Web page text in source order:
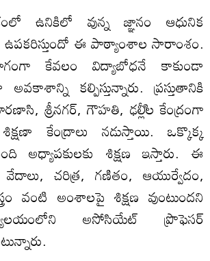
ఉనికిలో వున్న జ్ఞానం ఆధునిక
ఈ పాఠ్యాంశాల సారాంశం.
కేవలం విద్యాబోధనే కాకుండా
కల్పిస్తున్నారు. ప్రస్తుతానికి
శ్రీనగర్‌, గౌహతి, ఢల్లీిల కేంద్రంగా
కేంద్రాలు నడుస్తాయి. ఒక్కొక్క
అధ్యాపకులకు శిక్షణ ఇస్తారు. ఈ
చరిత్ర, గణితం, ఆయుర్వేదం,
వంటి అంశాలపై శిక్షణ వుంటుందని
అసోసియేట్‌ ప్రొఫెసర్‌